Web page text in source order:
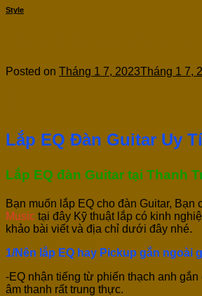
Style
Posted on Tháng 1 7, 2023Tháng 1 7,
Lắp EQ Đàn Guitar Uy
Lắp EQ đàn Guitar tại Thanh
Bạn muốn lắp EQ cho đàn Guitar,
Music tại đây Kỹ thuật lắp có kinh
khảo bài viết và địa chỉ dưới đây nhé.
1/Nên lắp EQ hay Pickup gắn ngoài
-EQ nhận tiếng từ phiến thạch anh
âm thanh rất trung thực.